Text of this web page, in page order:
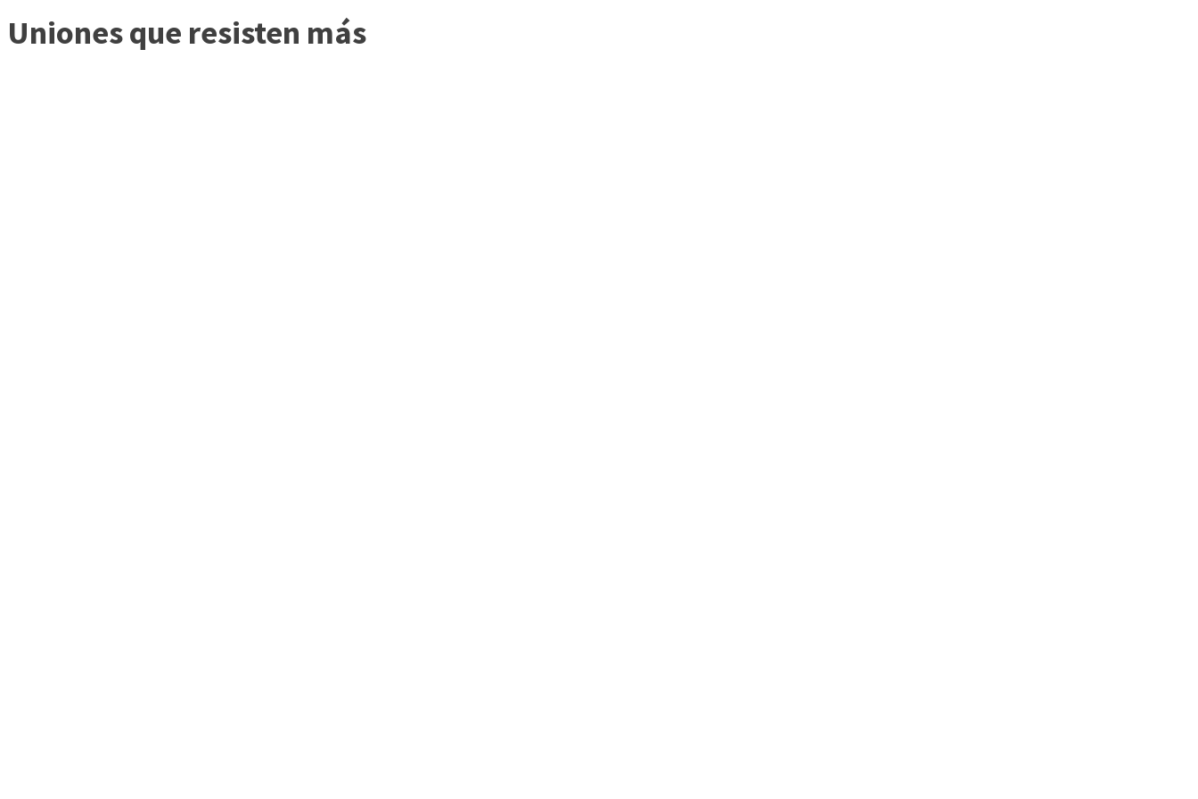
Uniones que resisten más